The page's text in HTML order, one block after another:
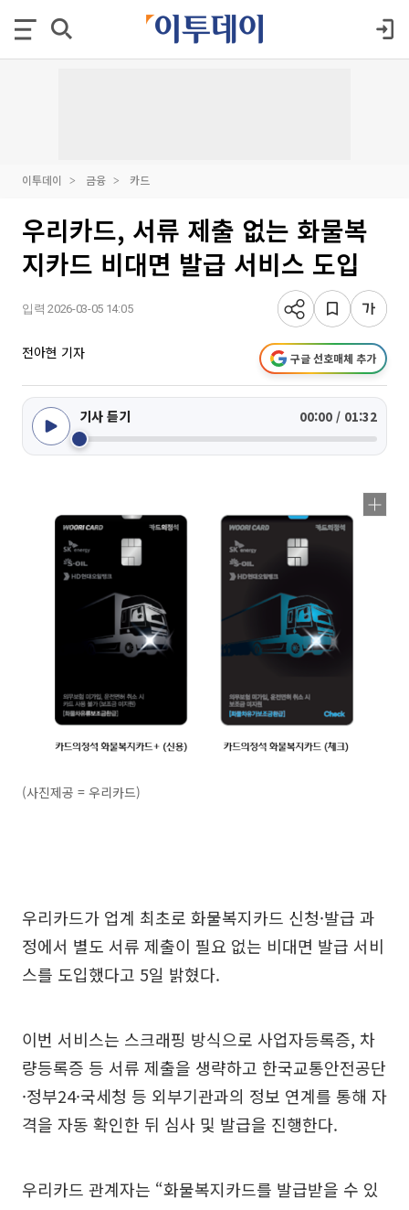
이투데이 금융 카드
우리카드, 서류 제출 없는 화물복
지카드 비대면 발급 서비스 도입
입력 2026-03-05 14:05
전아현 기자 구글 선호매체 추가
기사 듣기 00:00 / 01:32
(사진제공 = 우리카드)
우리카드가 업계 최초로 화물복지카드 신청·발급 과
정에서 별도 서류 제출이 필요 없는 비대면 발급 서비
스를 도입했다고 5일 밝혔다.
이번 서비스는 스크래핑 방식으로 사업자등록증, 차
량등록증 등 서류 제출을 생략하고 한국교통안전공단
·정부24·국세청 등 외부기관과의 정보 연계를 통해 자
격을 자동 확인한 뒤 심사 및 발급을 진행한다.
우리카드 관계자는 “화물복지카드를 발급받을 수 있